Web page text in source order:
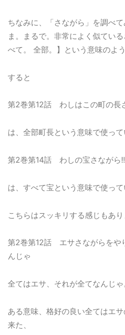
ちなみに、「さながら」を調べ
ま。まるで。非常によく似てい
べて。 全部。】という意味のよう
すると
第2巻第12話 わしはこの町の長
は、全部町長という意味で使って
第2巻第14話 わしの宝さながら
は、すべて宝という意味で使って
こちらはスッキリする感じもあり
第2巻第12話 エサさながらをや
んじゃ
全てはエサ、それが全てなんじ
ある意味、格好の良い全てはエ
来た、